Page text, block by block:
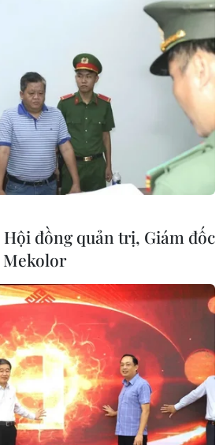
đồng quản trị, Giám đốc
Mekolor